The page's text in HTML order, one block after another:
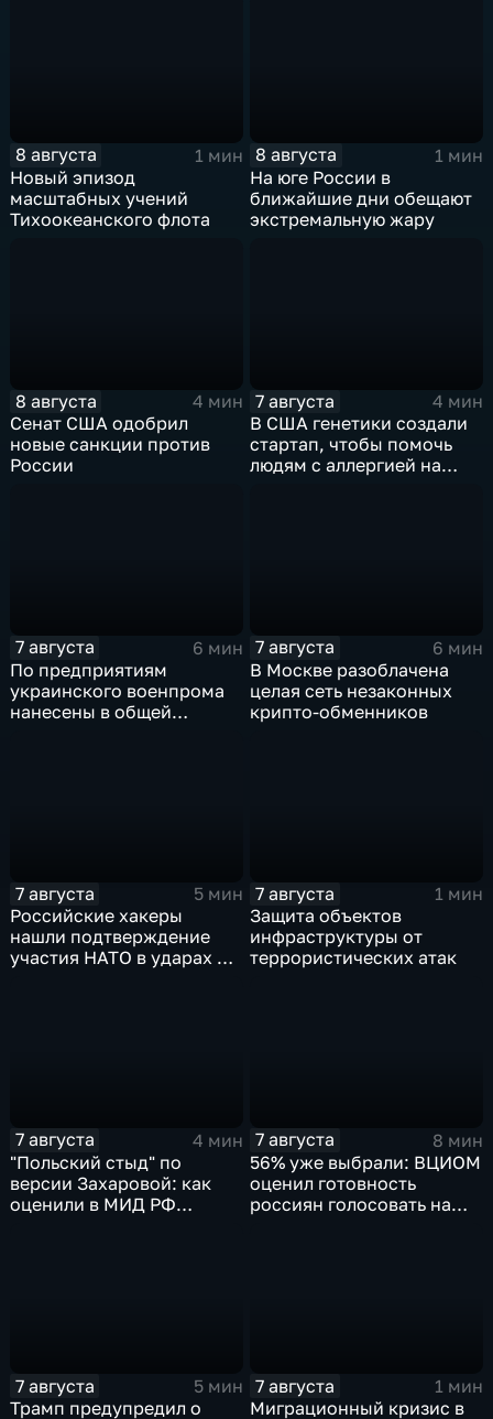
8 августа
1 мин
Новый эпизод
масштабных учений
Тихоокеанского флота
8 августа
1 мин
На юге России в
ближайшие дни обещают
экстремальную жару
8 августа
4 мин
Сенат США одобрил
новые санкции против
России
7 августа
4 мин
В США генетики создали
стартап, чтобы помочь
людям с аллергией на
7 августа
6 мин
По предприятиям
украинского военпрома
нанесены в общей
7 августа
6 мин
В Москве разоблачена
целая сеть незаконных
крипто-обменников
7 августа
5 мин
Российские хакеры
нашли подтверждение
участия НАТО в ударах по
7 августа
1 мин
Защита объектов
инфраструктуры от
террористических атак
7 августа
4 мин
"Польский стыд" по
версии Захаровой: как
оценили в МИД РФ
7 августа
8 мин
56% уже выбрали: ВЦИОМ
оценил готовность
россиян голосовать на
7 августа
5 мин
Трамп предупредил о
7 августа
1 мин
Миграционный кризис в